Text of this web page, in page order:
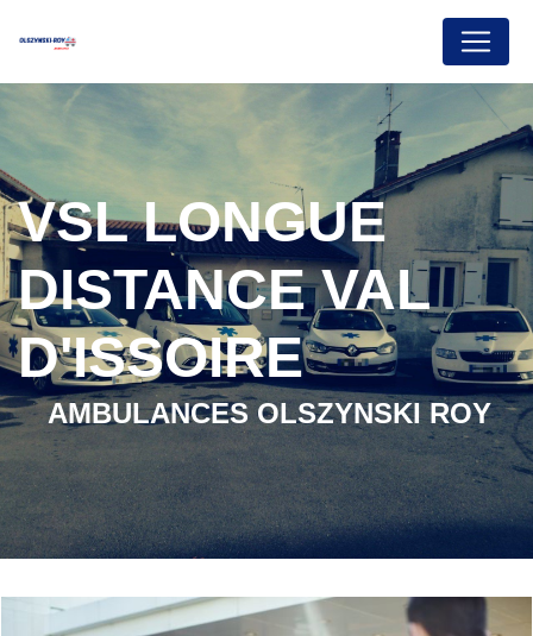
VSL LONGUE
DISTANCE VAL
D'ISSOIRE
AMBULANCES OLSZYNSKI ROY